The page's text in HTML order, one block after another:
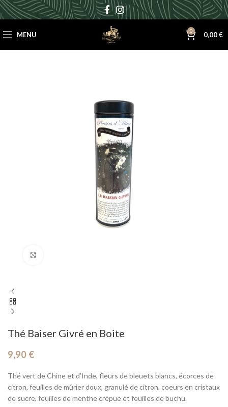
MENU 0 0,00€
Thé Baiser Givré en Boite
9,90 €
Thé vert de Chine et d’Inde, fleurs de bleuets blancs, écorces de
citron, feuilles de mûrier doux, granulé de citron, coeurs en cristaux
de sucre, feuilles de menthe crépue et feuilles de buchu.